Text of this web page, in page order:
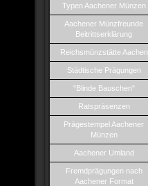
Typen Aachener Münzen
Aachener Münzfreunde
Beitrittserklärung
Reichsmünzstätte Aachen
Städtische Prägungen
"Blinde Bauschen"
Ratspräsenzen
Prägestempel Aachener
Münzen
Aachener Umland
Fremdprägungen nach
Aachener Format